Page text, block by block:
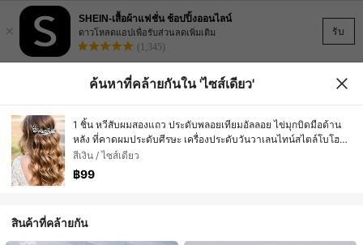
รับ
×
SHEIN-เสื้อผ้าแฟชั่น ช้อปปิ้งออนไลน์
ดาวโหลดแอปเพื่อรับส่วนลดเพิ่มเติม
(1,345)
ค้นหาที่คล้ายกันใน 'ไซส์เดียว'
1 ชิ้น หวีสับผมสองแถว ประดับพลอยเทียมอัลลอย ไข่มุกบิดมือด้าน
หลัง ที่คาดผมประดับศีรษะ เครื่องประดับวันวาเลนไทน์สไตล์โบโฮ
หรูหราสำหรับผู้หญิง
สีเงิน / ไซส์เดียว
฿99
สินค้าที่คล้ายกัน